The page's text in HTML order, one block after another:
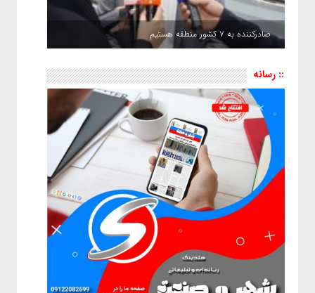
صادرکننده به ۷ کشور منطقه هستیم
:: رسانه